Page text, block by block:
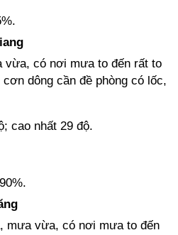
vừa, có nơi mưa to đến rất to
dông cần đề phòng có lốc,
cao nhất 29 độ.
mưa vừa, có nơi mưa to đến